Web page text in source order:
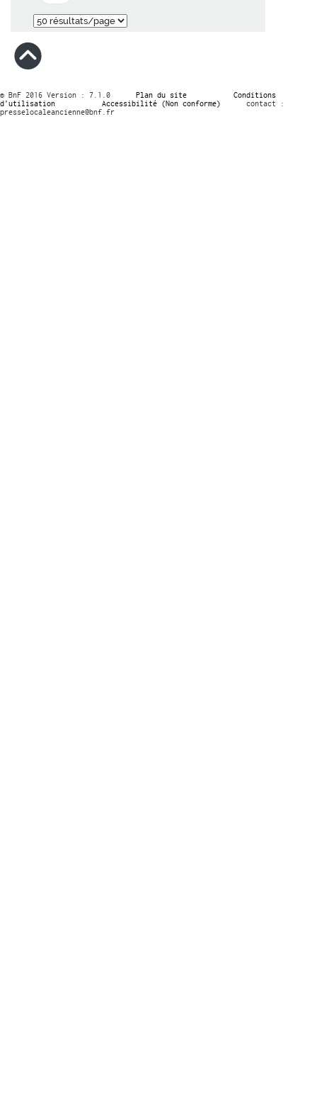
© BnF 2016 Version : 7.1.0 Plan du site
Conditions
d’utilisation
Accessibilité (Non conforme)
contact :
presselocaleancienne@bnf.fr